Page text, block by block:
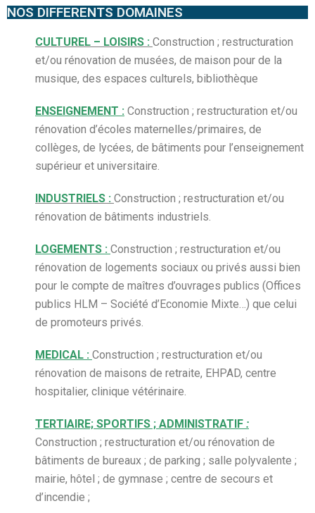
NOS DIFFERENTS DOMAINES
CULTUREL – LOISIRS : Construction ; restructuration
et/ou rénovation de musées, de maison pour de la
musique, des espaces culturels, bibliothèque
ENSEIGNEMENT : Construction ; restructuration et/ou
rénovation d’écoles maternelles/primaires, de
collèges, de lycées, de bâtiments pour l’enseignement
supérieur et universitaire.
INDUSTRIELS : Construction ; restructuration et/ou
rénovation de bâtiments industriels.
LOGEMENTS : Construction ; restructuration et/ou
rénovation de logements sociaux ou privés aussi bien
pour le compte de maîtres d’ouvrages publics (Offices
publics HLM – Société d’Economie Mixte…) que celui
de promoteurs privés.
MEDICAL : Construction ; restructuration et/ou
rénovation de maisons de retraite, EHPAD, centre
hospitalier, clinique vétérinaire.
TERTIAIRE; SPORTIFS ; ADMINISTRATIF :
Construction ; restructuration et/ou rénovation de
bâtiments de bureaux ; de parking ; salle polyvalente ;
mairie, hôtel ; de gymnase ; centre de secours et
d’incendie ;